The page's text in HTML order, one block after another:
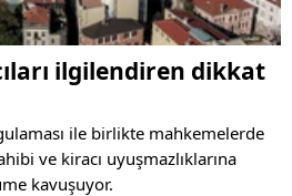
ilgilendiren dikkat
ile birlikte mahkemelerde
ve kiracı uyuşmazlıklarına
kavuşuyor.